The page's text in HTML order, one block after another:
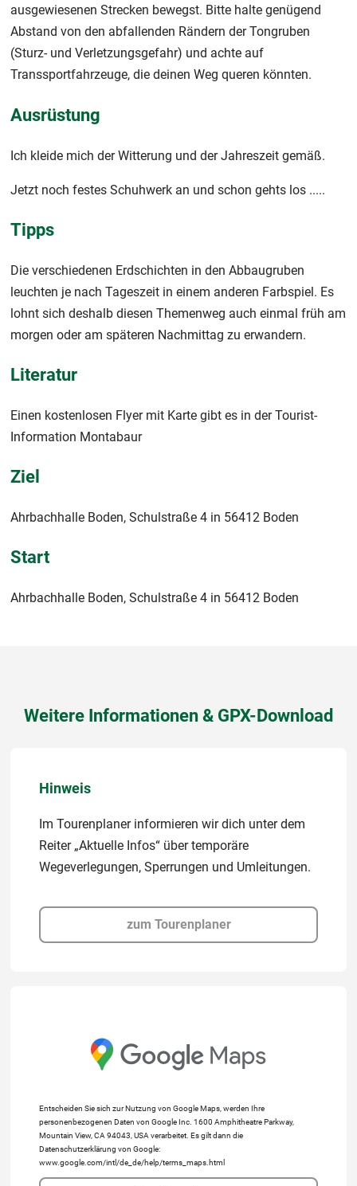
ausgewiesenen Strecken bewegst. Bitte halte genügend
Abstand von den abfallenden Rändern der Tongruben
(Sturz- und Verletzungsgefahr) und achte auf
Transsportfahrzeuge, die deinen Weg queren könnten.
Ausrüstung
Ich kleide mich der Witterung und der Jahreszeit gemäß.
Jetzt noch festes Schuhwerk an und schon gehts los .....
Tipps
Die verschiedenen Erdschichten in den Abbaugruben
leuchten je nach Tageszeit in einem anderen Farbspiel. Es
lohnt sich deshalb diesen Themenweg auch einmal früh am
morgen oder am späteren Nachmittag zu erwandern.
Literatur
Einen kostenlosen Flyer mit Karte gibt es in der Tourist-
Information Montabaur
Ziel
Ahrbachhalle Boden, Schulstraße 4 in 56412 Boden
Start
Ahrbachhalle Boden, Schulstraße 4 in 56412 Boden
Weitere Informationen & GPX-Download
Hinweis
Im Tourenplaner informieren wir dich unter dem
Reiter „Aktuelle Infos“ über temporäre
Wegeverlegungen, Sperrungen und Umleitungen.
zum Tourenplaner
Entscheiden Sie sich zur Nutzung von Google Maps, werden Ihre
personenbezogenen Daten von Google Inc. 1600 Amphitheatre Parkway,
Mountain View, CA 94043, USA verarbeitet. Es gilt dann die
Datenschutzerklärung von Google:
www.google.com/intl/de_de/help/terms_maps.html